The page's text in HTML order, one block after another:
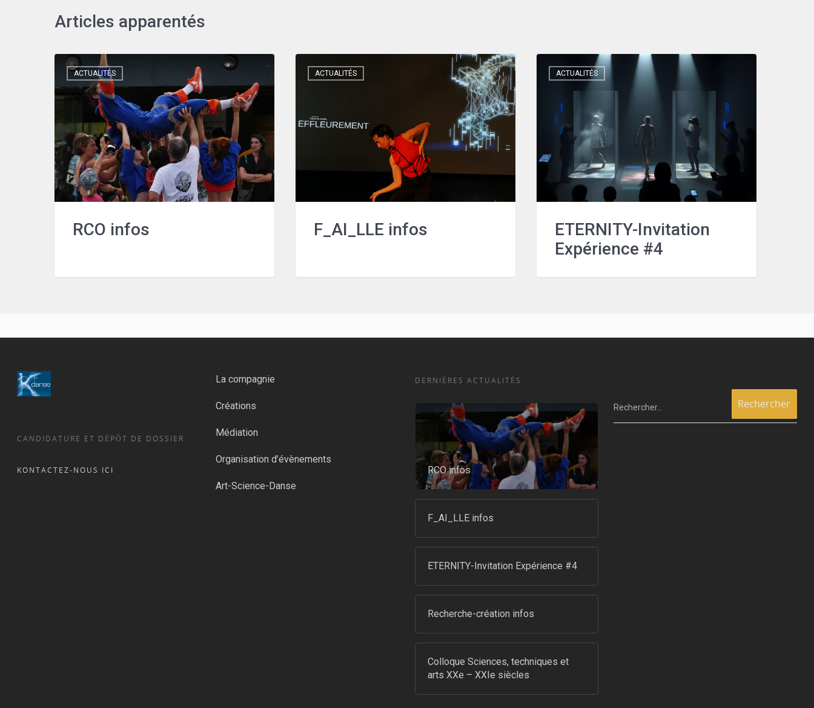
Articles apparentés
ACTUALITÉS
RCO infos
ACTUALITÉS
F_AI_LLE infos
ACTUALITÉS
ETERNITY-Invitation
Expérience #4
CANDIDATURE ET DÉPÔT DE DOSSIER
KONTACTEZ-NOUS ICI
La compagnie
Créations
Médiation
Organisation d’évènements
Art-Science-Danse
DERNIÈRES ACTUALITÉS
RCO infos
F_AI_LLE infos
ETERNITY-Invitation Expérience #4
Recherche-création infos
Colloque Sciences, techniques et
arts XXe – XXIe siècles
Rechercher…